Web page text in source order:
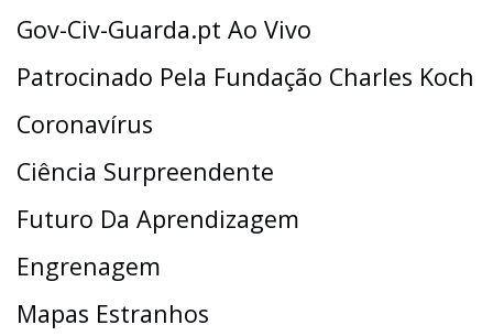
Gov-Civ-Guarda.pt Ao Vivo
Patrocinado Pela Fundação Charles Koch
Coronavírus
Ciência Surpreendente
Futuro Da Aprendizagem
Engrenagem
Mapas Estranhos